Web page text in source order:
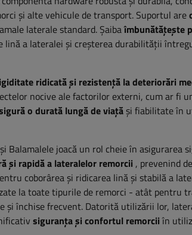
și alte vehicule de transport. Suportul are
laterale standard. Șaibaîmbunătățește
lină a lateralei și creșterea durabilității
ridicată și rezistență la deteriorări
nocive ale factorilor externi, cum ar fi
o durată lungă de viațăși fiabilitate în
Balamalele joacă un rol cheie în asigurarea
și rapidă a lateralelor remorcii , prevenind
coborârea și ridicarea lină și stabilă a
la toate tipurile de remorci - atât pentru
și închise frecvent. Datorită utilizării lor,
siguranța și confortul remorciiîn